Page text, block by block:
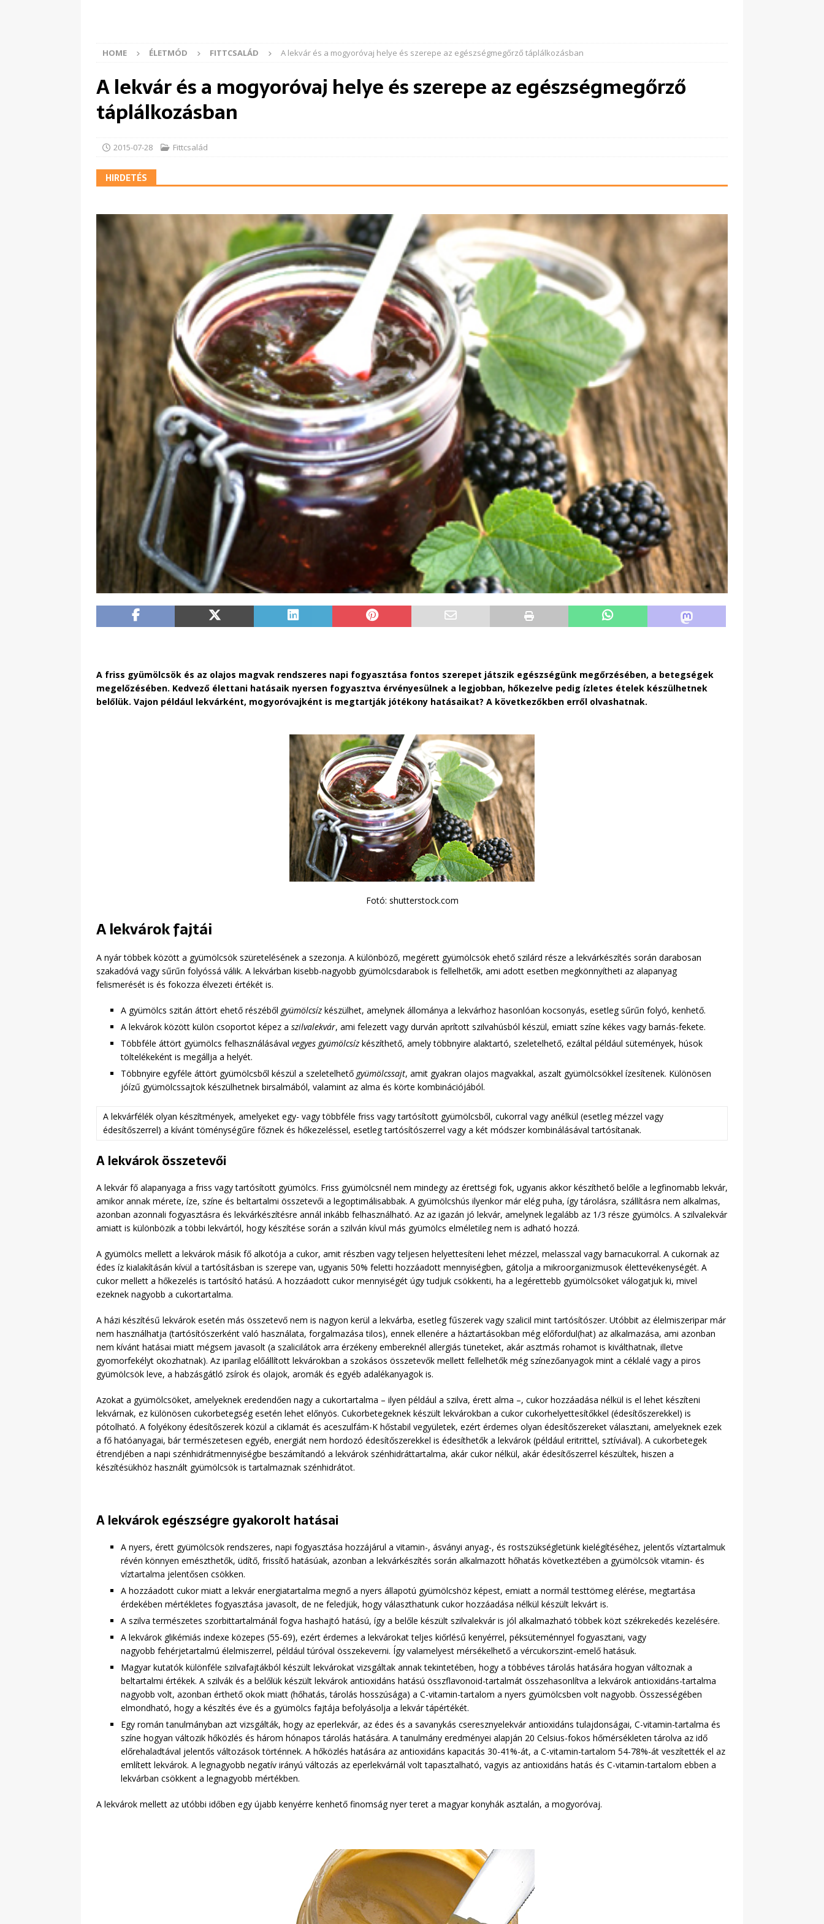
HOME ÉLETMÓD FITTCSALÁD A lekvár és a mogyoróvaj helye és szerepe az egészségmegőrző táplálkozásban
A lekvár és a mogyoróvaj helye és szerepe az egészségmegőrző
táplálkozásban
2015-07-28 Fittcsalád
HIRDETÉS
A friss gyümölcsök és az olajos magvak rendszeres napi fogyasztása fontos szerepet játszik egészségünk megőrzésében, a betegségek
megelőzésében. Kedvező élettani hatásaik nyersen fogyasztva érvényesülnek a legjobban, hőkezelve pedig ízletes ételek készülhetnek
belőlük. Vajon például lekvárként, mogyoróvajként is megtartják jótékony hatásaikat? A következőkben erről olvashatnak.
Fotó: shutterstock.com
A lekvárok fajtái
A nyár többek között a gyümölcsök szüretelésének a szezonja. A különböző, megérett gyümölcsök ehető szilárd része a lekvárkészítés során darabosan
szakadóvá vagy sűrűn folyóssá válik. A lekvárban kisebb-nagyobb gyümölcsdarabok is fellelhetők, ami adott esetben megkönnyítheti az alapanyag
felismerését is és fokozza élvezeti értékét is.
A gyümölcs szitán áttört ehető részéből gyümölcsíz készülhet, amelynek állománya a lekvárhoz hasonlóan kocsonyás, esetleg sűrűn folyó, kenhető.
A lekvárok között külön csoportot képez a szilvalekvár, ami felezett vagy durván aprított szilvahúsból készül, emiatt színe kékes vagy barnás-fekete.
Többféle áttört gyümölcs felhasználásával vegyes gyümölcsíz készíthető, amely többnyire alaktartó, szeletelhető, ezáltal például sütemények, húsok
töltelékeként is megállja a helyét.
Többnyire egyféle áttört gyümölcsből készül a szeletelhető gyümölcssajt, amit gyakran olajos magvakkal, aszalt gyümölcsökkel ízesítenek. Különösen
jóízű gyümölcssajtok készülhetnek birsalmából, valamint az alma és körte kombinációjából.
A lekvárfélék olyan készítmények, amelyeket egy- vagy többféle friss vagy tartósított gyümölcsből, cukorral vagy anélkül (esetleg mézzel vagy
édesítőszerrel) a kívánt töménységűre főznek és hőkezeléssel, esetleg tartósítószerrel vagy a két módszer kombinálásával tartósítanak.
A lekvárok összetevői
A lekvár fő alapanyaga a friss vagy tartósított gyümölcs. Friss gyümölcsnél nem mindegy az érettségi fok, ugyanis akkor készíthető belőle a legfinomabb lekvár,
amikor annak mérete, íze, színe és beltartalmi összetevői a legoptimálisabbak. A gyümölcshús ilyenkor már elég puha, így tárolásra, szállításra nem alkalmas,
azonban azonnali fogyasztásra és lekvárkészítésre annál inkább felhasználható. Az az igazán jó lekvár, amelynek legalább az 1/3 része gyümölcs. A szilvalekvár
amiatt is különbözik a többi lekvártól, hogy készítése során a szilván kívül más gyümölcs elméletileg nem is adható hozzá.
A gyümölcs mellett a lekvárok másik fő alkotója a cukor, amit részben vagy teljesen helyettesíteni lehet mézzel, melasszal vagy barnacukorral. A cukornak az
édes íz kialakításán kívül a tartósításban is szerepe van, ugyanis 50% feletti hozzáadott mennyiségben, gátolja a mikroorganizmusok élettevékenységét. A
cukor mellett a hőkezelés is tartósító hatású. A hozzáadott cukor mennyiségét úgy tudjuk csökkenti, ha a legérettebb gyümölcsöket válogatjuk ki, mivel
ezeknek nagyobb a cukortartalma.
A házi készítésű lekvárok esetén más összetevő nem is nagyon kerül a lekvárba, esetleg fűszerek vagy szalicil mint tartósítószer. Utóbbit az élelmiszeripar már
nem használhatja (tartósítószerként való használata, forgalmazása tilos), ennek ellenére a háztartásokban még előfordul(hat) az alkalmazása, ami azonban
nem kívánt hatásai miatt mégsem javasolt (a szalicilátok arra érzékeny embereknél allergiás tüneteket, akár asztmás rohamot is kiválthatnak, illetve
gyomorfekélyt okozhatnak). Az iparilag előállított lekvárokban a szokásos összetevők mellett fellelhetők még színezőanyagok mint a céklalé vagy a piros
gyümölcsök leve, a habzásgátló zsírok és olajok, aromák és egyéb adalékanyagok is.
Azokat a gyümölcsöket, amelyeknek eredendően nagy a cukortartalma – ilyen például a szilva, érett alma –, cukor hozzáadása nélkül is el lehet készíteni
lekvárnak, ez különösen cukorbetegség esetén lehet előnyös. Cukorbetegeknek készült lekvárokban a cukor cukorhelyettesítőkkel (édesítőszerekkel) is
pótolható. A folyékony édesítőszerek közül a ciklamát és aceszulfám-K hőstabil vegyületek, ezért érdemes olyan édesítőszereket választani, amelyeknek ezek
a fő hatóanyagai, bár természetesen egyéb, energiát nem hordozó édesítőszerekkel is édesíthetők a lekvárok (például eritrittel, sztíviával). A cukorbetegek
étrendjében a napi szénhidrátmennyiségbe beszámítandó a lekvárok szénhidráttartalma, akár cukor nélkül, akár édesítőszerrel készültek, hiszen a
készítésükhöz használt gyümölcsök is tartalmaznak szénhidrátot.
A lekvárok egészségre gyakorolt hatásai
A nyers, érett gyümölcsök rendszeres, napi fogyasztása hozzájárul a vitamin-, ásványi anyag-, és rostszükségletünk kielégítéséhez, jelentős víztartalmuk
révén könnyen emészthetők, üdítő, frissítő hatásúak, azonban a lekvárkészítés során alkalmazott hőhatás következtében a gyümölcsök vitamin- és
víztartalma jelentősen csökken.
A hozzáadott cukor miatt a lekvár energiatartalma megnő a nyers állapotú gyümölcshöz képest, emiatt a normál testtömeg elérése, megtartása
érdekében mértékletes fogyasztása javasolt, de ne feledjük, hogy választhatunk cukor hozzáadása nélkül készült lekvárt is.
A szilva természetes szorbittartalmánál fogva hashajtó hatású, így a belőle készült szilvalekvár is jól alkalmazható többek közt székrekedés kezelésére.
A lekvárok glikémiás indexe közepes (55-69), ezért érdemes a lekvárokat teljes kiőrlésű kenyérrel, péksüteménnyel fogyasztani, vagy
nagyobb fehérjetartalmú élelmiszerrel, például túróval összekeverni. Így valamelyest mérsékelhető a vércukorszint-emelő hatásuk.
Magyar kutatók különféle szilvafajtákból készült lekvárokat vizsgáltak annak tekintetében, hogy a többéves tárolás hatására hogyan változnak a
beltartalmi értékek. A szilvák és a belőlük készült lekvárok antioxidáns hatású összflavonoid-tartalmát összehasonlítva a lekvárok antioxidáns-tartalma
nagyobb volt, azonban érthető okok miatt (hőhatás, tárolás hosszúsága) a C-vitamin-tartalom a nyers gyümölcsben volt nagyobb. Összességében
elmondható, hogy a készítés éve és a gyümölcs fajtája befolyásolja a lekvár tápértékét.
Egy román tanulmányban azt vizsgálták, hogy az eperlekvár, az édes és a savanykás cseresznyelekvár antioxidáns tulajdonságai, C-vitamin-tartalma és
színe hogyan változik hőközlés és három hónapos tárolás hatására. A tanulmány eredményei alapján 20 Celsius-fokos hőmérsékleten tárolva az idő
előrehaladtával jelentős változások történnek. A hőközlés hatására az antioxidáns kapacitás 30-41%-át, a C-vitamin-tartalom 54-78%-át veszítették el az
említett lekvárok. A legnagyobb negatív irányú változás az eperlekvárnál volt tapasztalható, vagyis az antioxidáns hatás és C-vitamin-tartalom ebben a
lekvárban csökkent a legnagyobb mértékben.
A lekvárok mellett az utóbbi időben egy újabb kenyérre kenhető finomság nyer teret a magyar konyhák asztalán, a mogyoróvaj.